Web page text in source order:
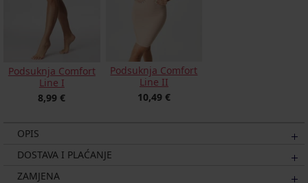
Podsuknja Comfort
Line I
8,99 €
Podsuknja Comfort
Line II
10,49 €
OPIS
DOSTAVA I PLAĆANJE
ZAMJENA